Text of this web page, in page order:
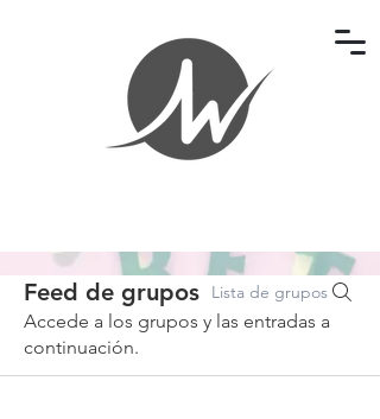
Feed de grupos Lista de grupos
Accede a los grupos y las entradas a
continuación.